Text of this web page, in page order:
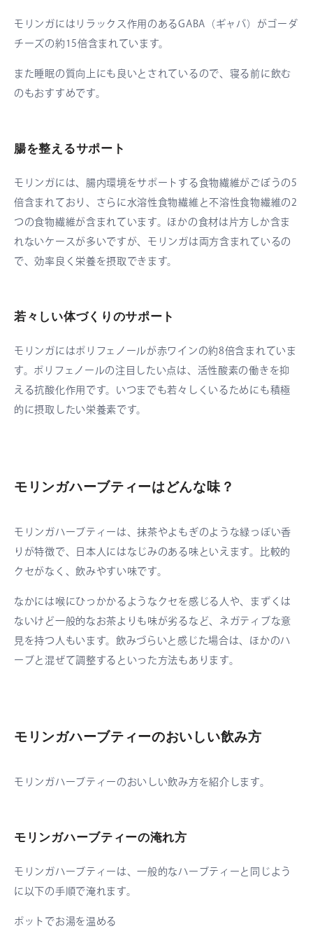
モリンガにはリラックス作用のあるGABA（ギャバ）がゴーダ
チーズの約15倍含まれています。
また睡眠の質向上にも良いとされているので、寝る前に飲む
のもおすすめです。
腸を整えるサポート
モリンガには、腸内環境をサポートする食物繊維がごぼうの5
倍含まれており、さらに水溶性食物繊維と不溶性食物繊維の2
つの食物繊維が含まれています。ほかの食材は片方しか含ま
れないケースが多いですが、モリンガは両方含まれているの
で、効率良く栄養を摂取できます。
若々しい体づくりのサポート
モリンガにはポリフェノールが赤ワインの約8倍含まれていま
す。ポリフェノールの注目したい点は、活性酸素の働きを抑
える抗酸化作用です。いつまでも若々しくいるためにも積極
的に摂取したい栄養素です。
モリンガハーブティーはどんな味？
モリンガハーブティーは、抹茶やよもぎのような緑っぽい香
りが特徴で、日本人にはなじみのある味といえます。比較的
クセがなく、飲みやすい味です。
なかには喉にひっかかるようなクセを感じる人や、まずくは
ないけど一般的なお茶よりも味が劣るなど、ネガティブな意
見を持つ人もいます。飲みづらいと感じた場合は、ほかのハ
ーブと混ぜて調整するといった方法もあります。
モリンガハーブティーのおいしい飲み方
モリンガハーブティーのおいしい飲み方を紹介します。
モリンガハーブティーの淹れ方
モリンガハーブティーは、一般的なハーブティーと同じよう
に以下の手順で淹れます。
ポットでお湯を温める